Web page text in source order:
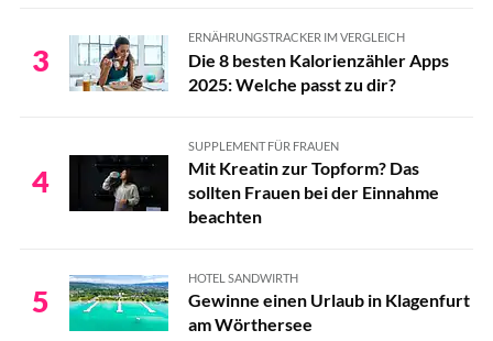
3
ERNÄHRUNGSTRACKER IM VERGLEICH
Die 8 besten Kalorienzähler Apps
2025: Welche passt zu dir?
4
SUPPLEMENT FÜR FRAUEN
Mit Kreatin zur Topform? Das
sollten Frauen bei der Einnahme
beachten
5
HOTEL SANDWIRTH
Gewinne einen Urlaub in Klagenfurt
am Wörthersee